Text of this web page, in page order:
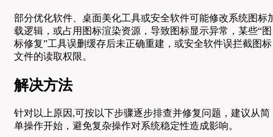
部分优化软件、桌面美化工具或安全软件可能修改系统图标
载逻辑，或占用图标渲染资源，导致图标显示异常，某些“图
标修复”工具误删缓存后未正确重建，或安全软件误拦截图标
文件的读取权限。
解决方法
针对以上原因,可按以下步骤逐步排查并修复问题，建议从简
单操作开始，避免复杂操作对系统稳定性造成影响。